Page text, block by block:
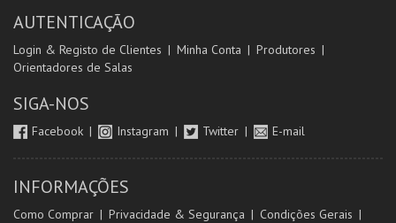
AUTENTICAÇÃO
Login & Registo de Clientes Minha Conta
Produtores
Orientadores de Salas
SIGA-NOS
Facebook Instagram Twitter E-mail
INFORMAÇÕES
Como Comprar Privacidade & Segurança
Condições Gerais